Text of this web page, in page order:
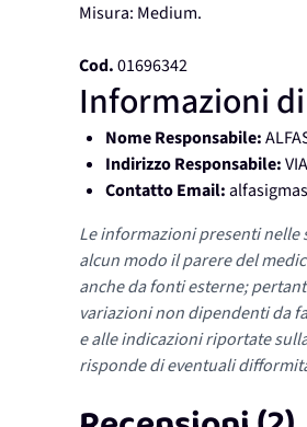
Misura: Medium.
Cod.01696342
Informazioni
Nome Responsabile:
Indirizzo Responsabile:
Contatto Email:
Le informazioni presenti
alcun modo il parere del
anche da fonti esterne;
variazioni non dipendenti da
e alle indicazioni riportate
risponde di eventuali